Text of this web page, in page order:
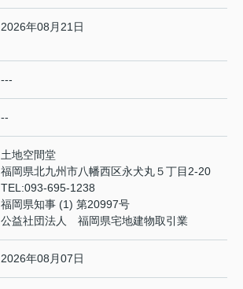
2026年08月21日
---
--
土地空間堂
福岡県北九州市八幡西区永犬丸５丁目2-20
TEL:093-695-1238
福岡県知事 (1) 第20997号
公益社団法人 福岡県宅地建物取引業
2026年08月07日